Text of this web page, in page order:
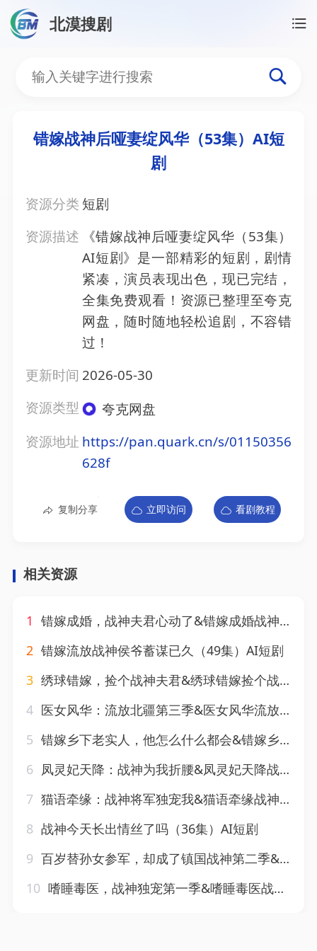
北漠搜剧
错嫁战神后哑妻绽风华（
错嫁战神后哑妻绽风华（53集）AI短
剧
资源分类 短剧
资源描述
《错嫁战神后哑妻绽风华（53集）
AI短剧》是一部精彩的短剧，剧情
紧凑，演员表现出色，现已完结，
全集免费观看！资源已整理至夸克
网盘，随时随地轻松追剧，不容错
过！
更新时间 2026-05-30
资源类型
夸克网盘
资源地址 https://pan.quark.cn/s/01150356
628f
复制分享 立即访问 看剧教程
相关资源
1 错嫁成婚，战神夫君心动了&错嫁成婚战神夫君心动了（76集）AI短剧
2 错嫁流放战神侯爷蓄谋已久（49集）AI短剧
3 绣球错嫁，捡个战神夫君&绣球错嫁捡个战神夫君（40集）AI短剧
4 医女风华：流放北疆第三季&医女风华流放北疆第三季（118集）AI短剧
5 错嫁乡下老实人，他怎么什么都会&错嫁乡下老实人他怎么什么都会（50集）AI短剧
6 凤灵妃天降：战神为我折腰&凤灵妃天降战神为我折腰（100集）AI短剧
7 猫语牵缘：战神将军独宠我&猫语牵缘战神将军独宠我（35集）AI短剧
8 战神今天长出情丝了吗（36集）AI短剧
9 百岁替孙女参军，却成了镇国战神第二季&百岁替孙女参军却成了镇国战神第二季（65集）AI短剧
10 嗜睡毒医，战神独宠第一季&嗜睡毒医战神独宠第一季（110集）AI短剧